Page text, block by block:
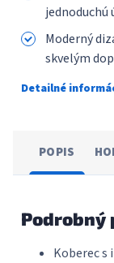
jednoduchú
Moderný
skvelým
Detailné
POPIS
Podrobný
Koberec s